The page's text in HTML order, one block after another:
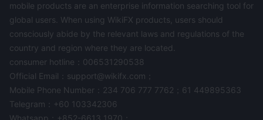
mobile products are an enterprise information searching tool for
global users. When using WikiFX products, users should
consciously abide by the relevant laws and regulations of the
country and region where they are located.
consumer hotline：006531290538
Official Email：support@wikifx.com；
Mobile Phone Number：234 706 777 7762；61 449895363
Telegram：+60 103342306
Whatsapp：+852-6613 1970；